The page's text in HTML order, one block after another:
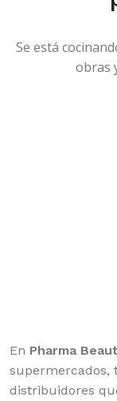
Se está
obras
En Pharma
supermercados,
distribuidores